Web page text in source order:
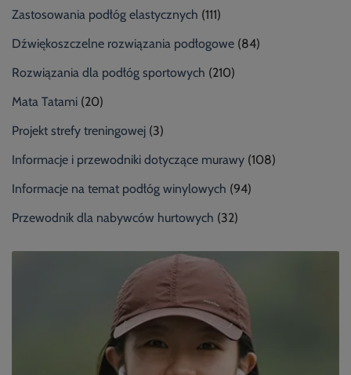
Zastosowania podłóg elastycznych (111)
Dźwiękoszczelne rozwiązania podłogowe (84)
Rozwiązania dla podłóg sportowych (210)
Mata Tatami (20)
Projekt strefy treningowej (3)
Informacje i przewodniki dotyczące murawy (108)
Informacje na temat podłóg winylowych (94)
Przewodnik dla nabywców hurtowych (32)